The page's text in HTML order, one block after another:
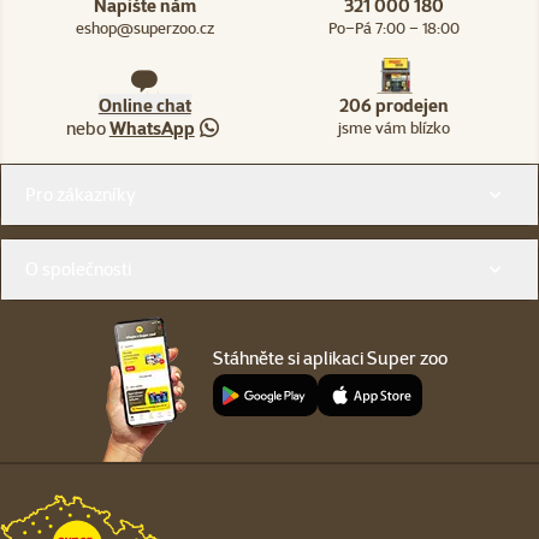
Napište nám
eshop@superzoo.cz
321 000 180
Po–Pá 7:00 – 18:00
Online chat
neboWhatsApp
206 prodejen
jsme vám blízko
Stáhněte si aplikaci Super zoo